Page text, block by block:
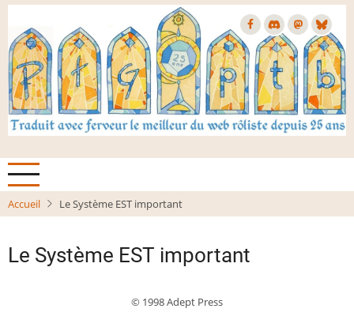
Aller
contenu
principal
Accueil Le Système EST important
Le Système EST important
© 1998 Adept Press